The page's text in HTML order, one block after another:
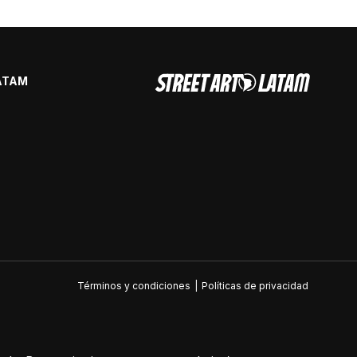
Términos y condiciones Políticas de privacidad